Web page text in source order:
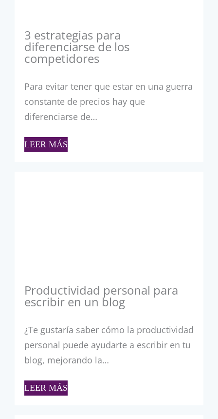
3 estrategias para
diferenciarse de los
competidores
Para evitar tener que estar en una guerra
constante de precios hay que
diferenciarse de…
LEER MÁS
Productividad personal para
escribir en un blog
¿Te gustaría saber cómo la productividad
personal puede ayudarte a escribir en tu
blog, mejorando la…
LEER MÁS